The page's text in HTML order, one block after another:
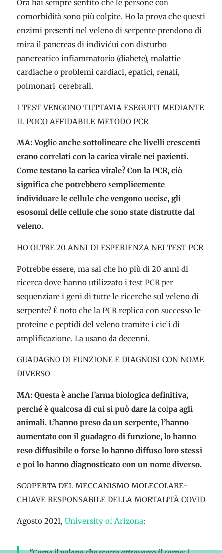
Ora hai sempre sentito che le persone con
comorbidità sono più colpite. Ho la prova che questi
enzimi presenti nel veleno di serpente prendono di
mira il pancreas di individui con disturbo
pancreatico infiammatorio (diabete), malattie
cardiache o problemi cardiaci, epatici, renali,
polmonari, cerebrali.
I TEST VENGONO TUTTAVIA ESEGUITI MEDIANTE
IL POCO AFFIDABILE METODO PCR
MA: Voglio anche sottolineare che livelli crescenti
erano correlati con la carica virale nei pazienti.
Come testano la carica virale? Con la PCR, ciò
significa che potrebbero semplicemente
individuare le cellule che vengono uccise, gli
esosomi delle cellule che sono state distrutte dal
veleno.
HO OLTRE 20 ANNI DI ESPERIENZA NEI TEST PCR
Potrebbe essere, ma sai che ho più di 20 anni di
ricerca dove hanno utilizzato i test PCR per
sequenziare i geni di tutte le ricerche sul veleno di
serpente? È noto che la PCR replica con successo le
proteine e peptidi del veleno tramite i cicli di
amplificazione. La usano da decenni.
GUADAGNO DI FUNZIONE E DIAGNOSI CON NOME
DIVERSO
MA: Questa è anche l’arma biologica definitiva,
perché è qualcosa di cui si può dare la colpa agli
animali. L’hanno preso da un serpente, l’hanno
aumentato con il guadagno di funzione, lo hanno
reso diffusibile o forse lo hanno diffuso loro stessi
e poi lo hanno diagnosticato con un nome diverso.
SCOPERTA DEL MECCANISMO MOLECOLARE-
CHIAVE RESPONSABILE DELLA MORTALITÀ COVID
Agosto 2021, University of Arizona: